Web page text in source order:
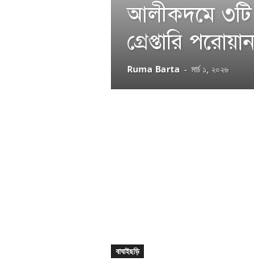
আলীকদমে ৩টি
গ্রেপ্তারি
Ruma Barta - মার্চ ১, ২০২৬
বাঘাইছড়ি